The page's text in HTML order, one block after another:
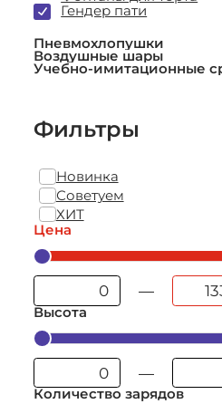
Гендер пати
Пневмохлопушки
Воздушные шары
Учебно-имитационные
Гранаты учебные
Фильтры
Новинка
Советуем
ХИТ
Цена
—
Высота
—
Количество зарядов